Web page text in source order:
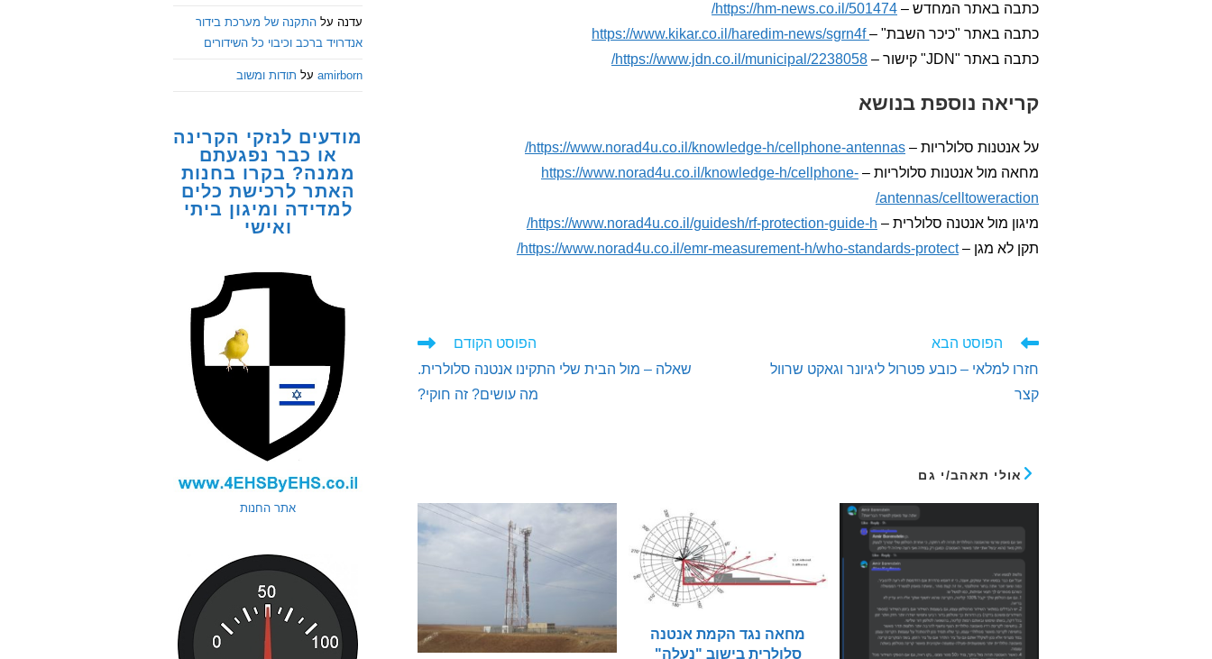
כתבה באתר המחדש – https://hm-news.co.il/501474/
כתבה באתר "כיכר השבת" –https://www.kikar.co.il/haredim-news/sgrn4f
כתבה באתר "JDN" קישור –
https://www.jdn.co.il/municipal/2238058/
קריאה נוספת בנושא
על אנטנות סלולריות – https://www.norad4u.co.il/knowledge-h/cellphone-antennas/
מחאה מול אנטנות סלולריות – https://www.norad4u.co.il/knowledge-h/cellphone-
antennas/celltoweraction/
מיגון מול אנטנה סלולרית – https://www.norad4u.co.il/guidesh/rf-protection-guide-h/
תקן לא מגן –https://www.norad4u.co.il/emr-measurement-h/who-standards-protect/
לקרוא
נוספים
הפוסט הקודם
שאלה – מול הבית שלי התקינו אנטנה סלולרית.
מה עושים? זה חוקי?
הפוסט הבא
חזרו למלאי – כובע פטרול ליגיונר וגאקט שרוול
קצר
אולי תאהב/י גם
מחאה נגד הקמת אנטנה
סלולרית בישוב "נעלה"
עדנה על התקנה של מערכת בידור
אנדרויד ברכב וכיבוי כל השידורים
amirborn על תודות ומשוב
מודעים לנזקי הקרינה
או כבר נפגעתם
ממנה? בקרו בחנות
האתר לרכישת כלים
למדידה ומיגון ביתי
ואישי
אתר החנות